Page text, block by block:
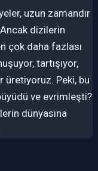
uzun zamandır
dizilerin
çok daha fazlası
tartışıyor,
üretiyoruz. Peki, bu
ve evrimleşti?
dünyasına